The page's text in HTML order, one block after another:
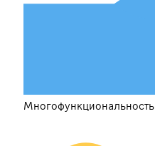
Многофункциональность